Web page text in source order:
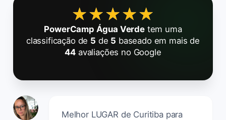
★★★★★
★★★★★
PowerCamp Água Verdetem uma
classificação de 5 de 5 baseado em mais de
44 avaliações no Google
Melhor LUGAR de Curitiba para